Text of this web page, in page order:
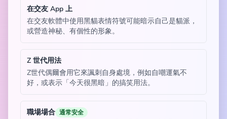
在交友 App 上
在交友軟體中使用黑貓表情符號可能暗示自己是貓派，
或營造神秘、有個性的形象。
Z 世代用法
Z世代偶爾會用它來諷刺自身處境，例如自嘲運氣不
好，或表示「今天很黑暗」的搞笑用法。
職場場合 通常安全